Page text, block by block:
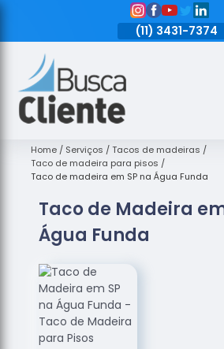
(11) 3431-7374
Assoalhos
de Madeira
Decks de
Empresas
de
de Madeira
Loja de
Assoalhos
Raspagem
Home Serviços
Tacos de madeiras
Taco de madeira para pisos
Taco de madeira em SP na Água Funda
Taco de Madeira
Água Funda